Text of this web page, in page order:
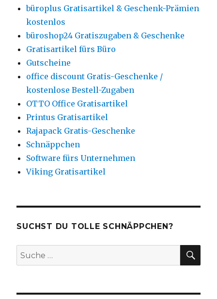
büroplus Gratisartikel & Geschenk-Prämien
kostenlos
büroshop24 Gratiszugaben & Geschenke
Gratisartikel fürs Büro
Gutscheine
office discount Gratis-Geschenke /
kostenlose Bestell-Zugaben
OTTO Office Gratisartikel
Printus Gratisartikel
Rajapack Gratis-Geschenke
Schnäppchen
Software fürs Unternehmen
Viking Gratisartikel
SUCHST DU TOLLE SCHNÄPPCHEN?
Suche
nach: